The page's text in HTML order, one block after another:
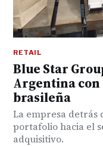
RETAIL
Blue Star
Argentina
brasileña
La empresa detrás
portafolio hacia el
adquisitivo.